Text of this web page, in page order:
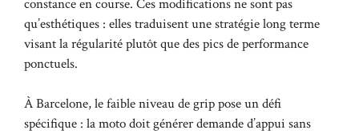
constance en course. Ces modifications ne sont pas
qu’esthétiques : elles traduisent une stratégie long terme
visant la régularité plutôt que des pics de performance
ponctuels.
À Barcelone, le faible niveau de grip pose un défi
spécifique : la moto doit générer demande d’appui sans